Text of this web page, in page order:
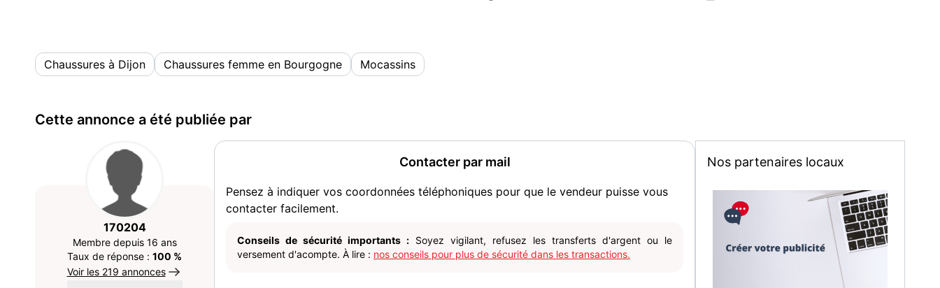
Chaussures à Dijon Chaussures femme en Bourgogne Mocassins
Cette annonce a été publiée par
170204
Membre depuis 16 ans
Taux de réponse : 100 %
Voir les 219 annonces
Contacter par mail
Pensez à indiquer vos coordonnées téléphoniques pour que le vendeur puisse vous
contacter facilement.
Conseils de sécurité importants : Soyez vigilant, refusez les transferts d'argent ou le
versement d'acompte. À lire : nos conseils pour plus de sécurité dans les transactions.
Nos partenaires locaux